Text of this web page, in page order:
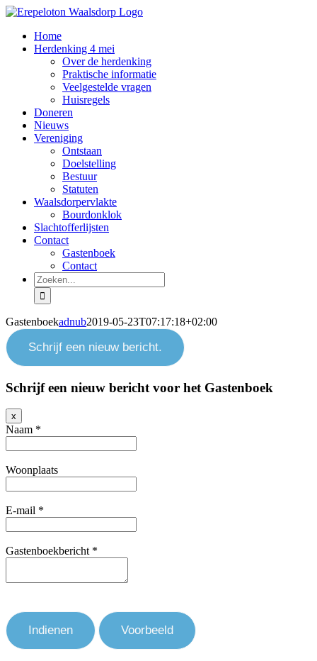
Ga
inhoudHome
Herdenking 4 mei
Over de herdenking
Praktische informatie
Veelgestelde vragen
Huisregels
Doneren
Nieuws
Vereniging
Ontstaan
Doelstelling
Bestuur
Statuten
Waalsdorpervlakte
Bourdonklok
Slachtofferlijsten
Contact
Gastenboek
Contact
Zoeken
naar:
Gastenboekadnub2019-05-23T07:17:18+02:00
Schrijf een nieuw bericht voor het Gastenboek
x
dit
formulier.
Naam *
Woonplaats
E-mail *
Gastenboekbericht *